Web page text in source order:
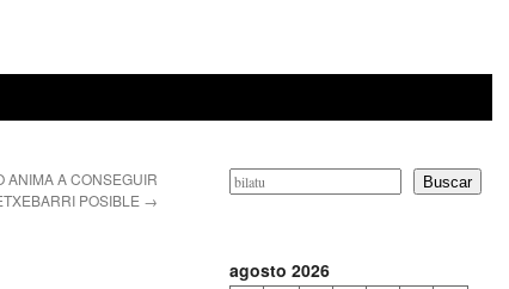
ANIMA A CONSEGUIR
POSIBLE →
Buscar
agosto 2026